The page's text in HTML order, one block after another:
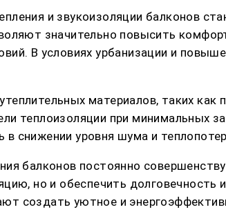
и звукоизоляции балконов
значительно повысить
В условиях урбанизации и
материалов, таких
теплоизоляции при минимальных
снижении уровня шума и
балконов постоянно
но и обеспечить
создать уютное и